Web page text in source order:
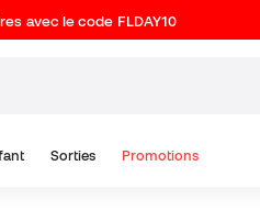
avec le code FLDAY10
Sorties Promotions